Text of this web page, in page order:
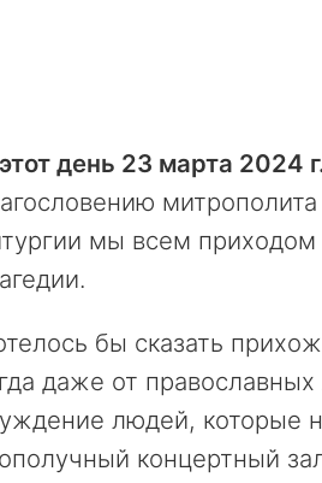
день 23 марта 2024
мы всем
бы сказать
даже от
людей, которые
концертный